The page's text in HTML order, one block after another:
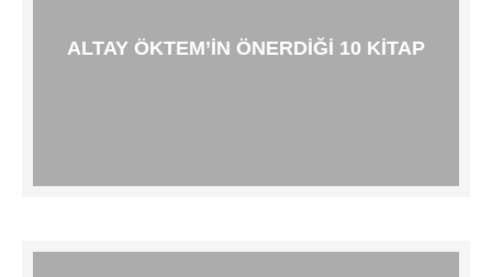
ALTAY ÖKTEM’IN ÖNERDIĞI 10 KITAP